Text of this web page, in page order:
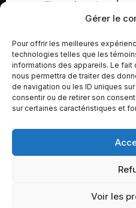
Gérer le
Pour offrir les meilleures
technologies telles que les
informations des appareils. Le
nous permettra de traiter des
de navigation ou les ID uniques
consentir ou de retirer son
sur certaines caractéristiques et
Voir les
© Copyright 2026 – Altomédia